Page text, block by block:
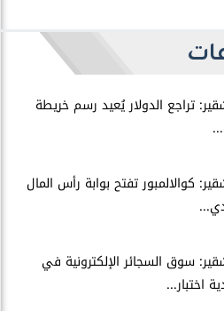
تراجع الدولار يُعيد رسم خريطة
كوالالمبور تفتح بوابة رأس المال
سوق السجائر الإلكترونية في
اختبار...